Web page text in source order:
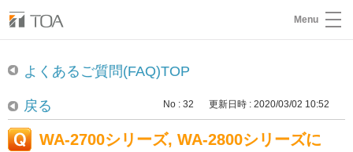
Menu
よくあるご質問(FAQ)TOP
戻る No : 32 更新日時 : 2020/03/02 10:52
WA-2700シリーズ, WA-2800シリーズに